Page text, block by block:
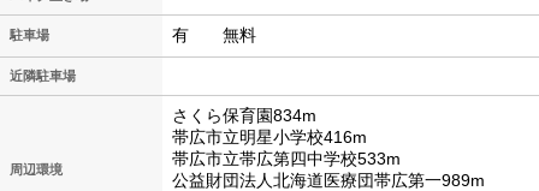
駐車場 有 無料
近隣駐車場
周辺環境
さくら保育園834m
帯広市立明星小学校416m
帯広市立帯広第四中学校533m
公益財団法人北海道医療団帯広第一989m